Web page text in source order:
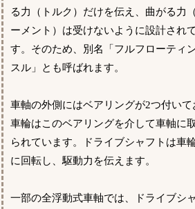
る力（トルク）だけを伝え、曲がる力
ーメント）は受けないように設計され
す。そのため、別名「フルフローティ
スル」とも呼ばれます。
車軸の外側にはベアリングが2つ付いて
車輪はこのベアリングを介して車軸に
られています。ドライブシャフトは車
に回転し、駆動力を伝えます。
一部の全浮動式車軸では、ドライブシ